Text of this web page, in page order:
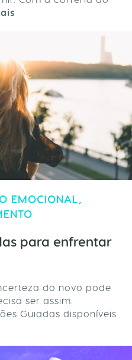
EMOCIONAL,
para enfrentar
do novo pode
ser assim.
Guiadas disponíveis